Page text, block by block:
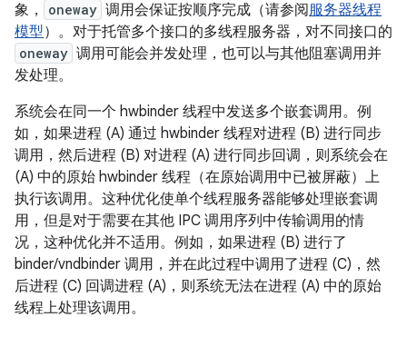
象，
oneway 调用会保证按顺序完成（请参阅服务器线程
模型）。对于托管多个接口的多线程服务器，对不同接口的
oneway 调用可能会并发处理，也可以与其他阻塞调用并
发处理。
系统会在同一个 hwbinder 线程中发送多个嵌套调用。例
如，如果进程 (A) 通过 hwbinder 线程对进程 (B) 进行同步
调用，然后进程 (B) 对进程 (A) 进行同步回调，则系统会在
(A) 中的原始 hwbinder 线程（在原始调用中已被屏蔽）上
执行该调用。这种优化使单个线程服务器能够处理嵌套调
用，但是对于需要在其他 IPC 调用序列中传输调用的情
况，这种优化并不适用。例如，如果进程 (B) 进行了
binder/vndbinder 调用，并在此过程中调用了进程 (C)，然
后进程 (C) 回调进程 (A)，则系统无法在进程 (A) 中的原始
线程上处理该调用。